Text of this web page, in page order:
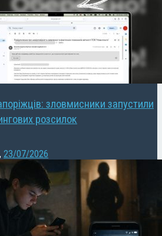
зловмисники запустили
розсилок
, 23/07/2026